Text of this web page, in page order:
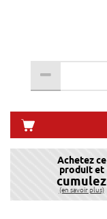
Achetez ce
produit et
cumulez
(en savoir plus)